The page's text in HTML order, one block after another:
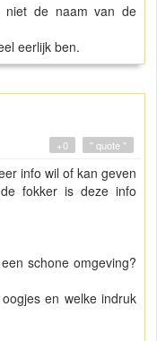
de naam van de
eerlijk ben.
" quote "
+0
info wil of kan geven
fokker is deze info
schone omgeving?
en welke indruk